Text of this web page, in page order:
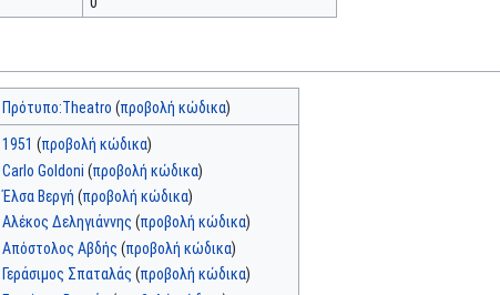
Πρότυπο:Theatro (προβολή κώδικα)
1951 (προβολή κώδικα)
Carlo Goldoni (προβολή κώδικα)
Έλσα Βεργή (προβολή κώδικα)
Αλέκος Δεληγιάννης (προβολή κώδικα)
Απόστολος Αβδής (προβολή κώδικα)
Γεράσιμος Σπαταλάς (προβολή κώδικα)